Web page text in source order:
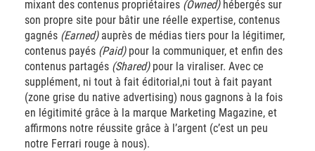
mixant des contenus propriétaires (Owned)hébergés sur
son propre site pour bâtir une réelle expertise, contenus
gagnés (Earned)auprès de médias tiers pour la légitimer,
contenus payés (Paid)pour la communiquer, et enfin des
contenus partagés (Shared)pour la viraliser. Avec ce
supplément, ni tout à fait éditorial,ni tout à fait payant
(zone grise du native advertising) nous gagnons à la fois
en légitimité grâce à la marque Marketing Magazine, et
affirmons notre réussite grâce à l’argent (c’est un peu
notre Ferrari rouge à nous).